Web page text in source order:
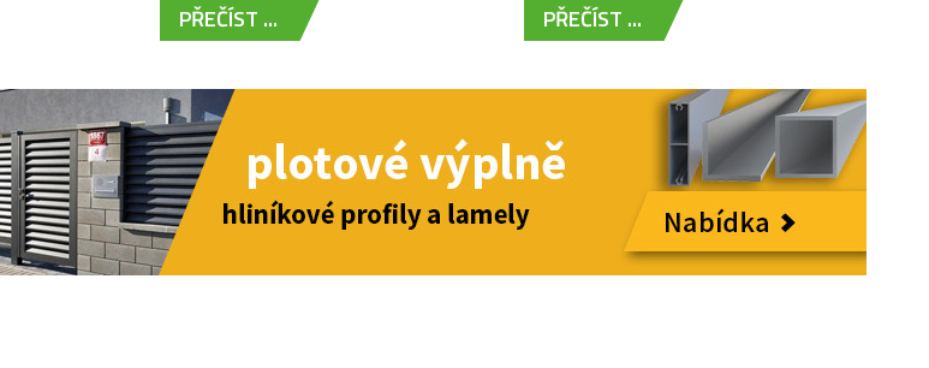
PŘEČÍST ... PŘEČÍST ...